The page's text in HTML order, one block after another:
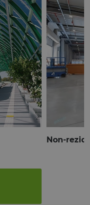
Non-